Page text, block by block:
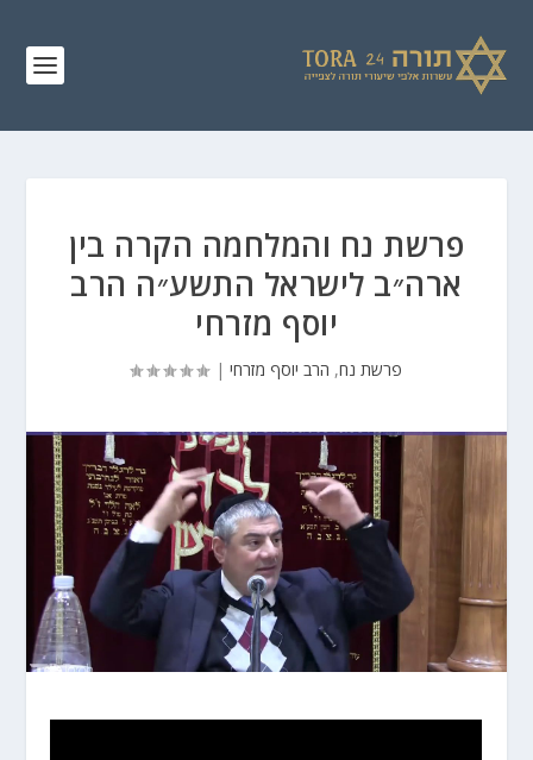
פרשת נח והמלחמה הקרה בין
ארה״ב לישראל התשע״ה הרב
יוסף מזרחי
פרשת נח, הרב יוסף מזרחי |